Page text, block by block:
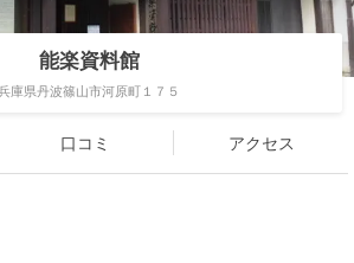
能楽資料館
庫県丹波篠山市河原町１７５
口コミ アクセス